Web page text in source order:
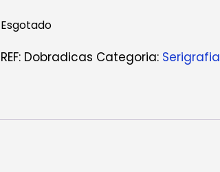
Esgotado
REF: Dobradicas Categoria: Serigrafia